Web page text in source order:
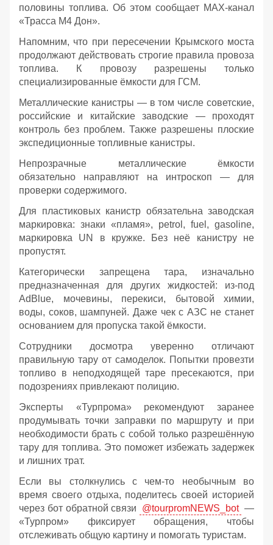
половины топлива. Об этом сообщает МАХ-канал
«Трасса М4 Дон».
Напомним, что при пересечении Крымского моста
продолжают действовать строгие правила провоза
топлива. К провозу разрешены только
специализированные ёмкости для ГСМ.
Металлические канистры — в том числе советские,
российские и китайские заводские — проходят
контроль без проблем. Также разрешены плоские
экспедиционные топливные канистры.
Непрозрачные металлические ёмкости
обязательно направляют на интроскоп — для
проверки содержимого.
Для пластиковых канистр обязательна заводская
маркировка: знаки «пламя», petrol, fuel, gasoline,
маркировка UN в кружке. Без неё канистру не
пропустят.
Категорически запрещена тара, изначально
предназначенная для других жидкостей: из‑под
AdBlue, мочевины, перекиси, бытовой химии,
воды, соков, шампуней. Даже чек с АЗС не станет
основанием для пропуска такой ёмкости.
Сотрудники досмотра уверенно отличают
правильную тару от самоделок. Попытки провезти
топливо в неподходящей таре пресекаются, при
подозрениях привлекают полицию.
Эксперты «Турпрома» рекомендуют заранее
продумывать точки заправки по маршруту и при
необходимости брать с собой только разрешённую
тару для топлива. Это поможет избежать задержек
и лишних трат.
Если вы столкнулись с чем-то необычным во
время своего отдыха, поделитесь своей историей
через бот обратной связи
@tourpromNEWS_bot —
«Турпром» фиксирует обращения, чтобы
отслеживать общую картину и помогать туристам.